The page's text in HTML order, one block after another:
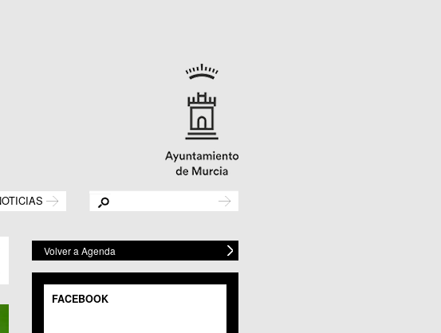
Volver a Agenda
FACEBOOK